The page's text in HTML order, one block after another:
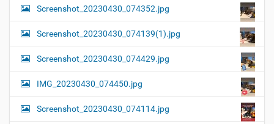
Screenshot_20230430_074352.jpg
Screenshot_20230430_074139(1).jpg
Screenshot_20230430_074429.jpg
IMG_20230430_074450.jpg
Screenshot_20230430_074114.jpg